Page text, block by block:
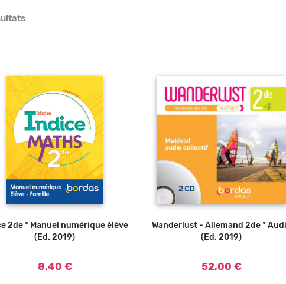
2de * Manuel numérique élève
(Ed. 2019)
8,40 €
Ajouter au
Wanderlust - Allemand 2de *
(Ed. 2019)
52,00 €